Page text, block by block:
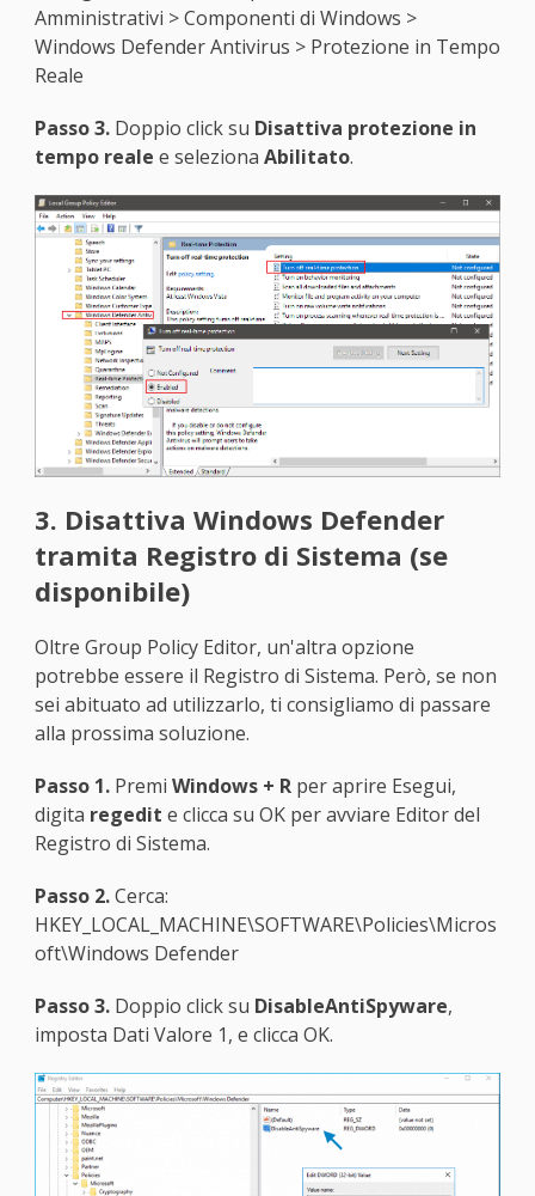
Amministrativi > Componenti di Windows >
Windows Defender Antivirus > Protezione in Tempo
Reale
Passo 3.Doppio click su Disattiva protezione in
tempo reale e seleziona Abilitato.
3. Disattiva Windows Defender
tramita Registro di Sistema (se
disponibile)
Oltre Group Policy Editor, un'altra opzione
potrebbe essere il Registro di Sistema. Però, se non
sei abituato ad utilizzarlo, ti consigliamo di passare
alla prossima soluzione.
Passo 1.Premi Windows + Rper aprire Esegui,
digita regedit e clicca su OK per avviare Editor del
Registro di Sistema.
Passo 2.Cerca:
HKEY_LOCAL_MACHINE\SOFTWARE\Policies\Micros
oft\Windows Defender
Passo 3.Doppio click su DisableAntiSpyware,
imposta Dati Valore 1, e clicca OK.